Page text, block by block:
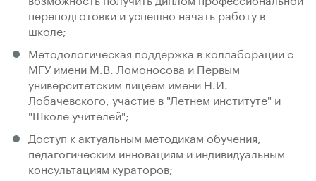
переподготовки и успешно начать работу в
школе;
Методологическая поддержка в коллаборации с
МГУ имени М.В. Ломоносова и Первым
университетским лицеем имени Н.И.
Лобачевского, участие в "Летнем институте" и
"Школе учителей";
Доступ к актуальным методикам обучения,
педагогическим инновациям и индивидуальным
консультациям кураторов;